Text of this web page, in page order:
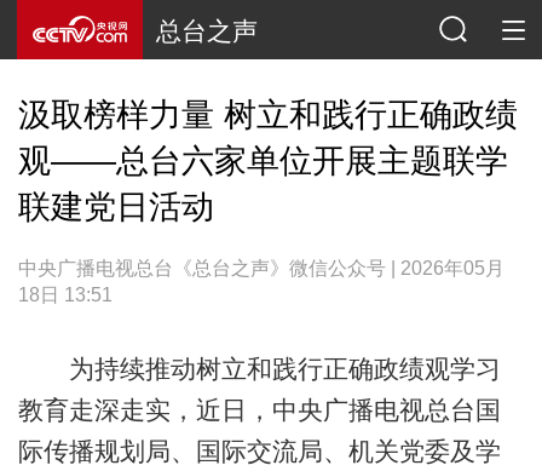
总台之声
汲取榜样力量 树立和践行正确政绩
观——总台六家单位开展主题联学
联建党日活动
中央广播电视总台《总台之声》微信公众号 | 2026年05月
18日 13:51
为持续推动树立和践行正确政绩观学习
教育走深走实，近日，中央广播电视总台国
际传播规划局、国际交流局、机关党委及学